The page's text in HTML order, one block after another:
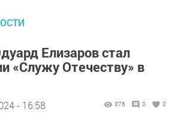
Елизаров стал
«Служу Отечеству» в
- 16:58 376 0 0